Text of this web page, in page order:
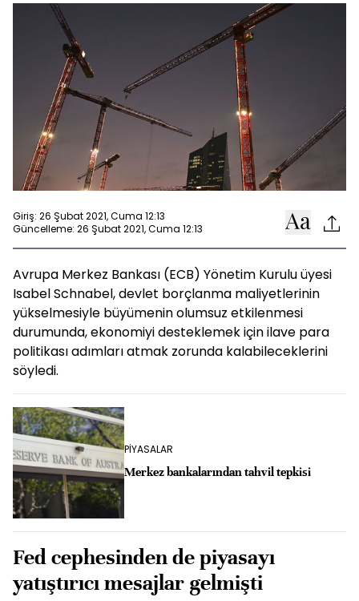
Giriş: 26 Şubat 2021, Cuma 12:13
Güncelleme: 26 Şubat 2021, Cuma 12:13
Avrupa Merkez Bankası (ECB) Yönetim Kurulu üyesi
Isabel Schnabel, devlet borçlanma maliyetlerinin
yükselmesiyle büyümenin olumsuz etkilenmesi
durumunda, ekonomiyi desteklemek için ilave para
politikası adımları atmak zorunda kalabileceklerini
söyledi.
PİYASALAR
Merkez bankalarından tahvil tepkisi
Fed cephesinden de piyasayı
yatıştırıcı mesajlar gelmişti